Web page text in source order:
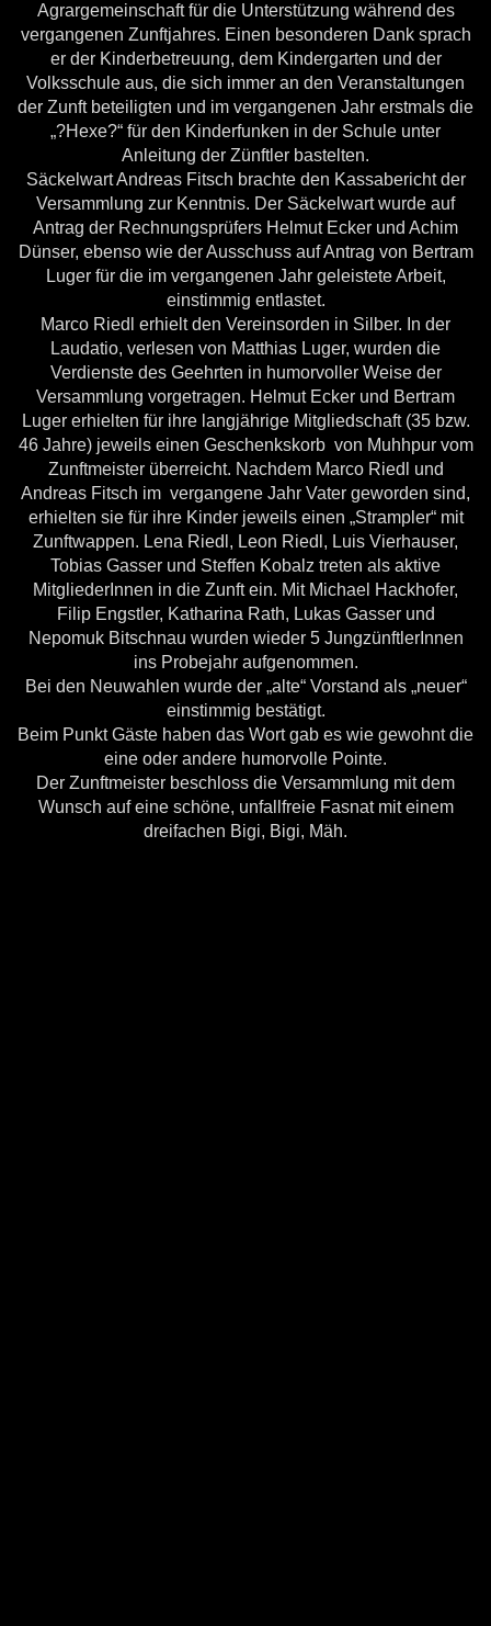
Agrargemeinschaft für die Unterstützung während des
vergangenen Zunftjahres. Einen besonderen Dank sprach
er der Kinderbetreuung, dem Kindergarten und der
Volksschule aus, die sich immer an den Veranstaltungen
der Zunft beteiligten und im vergangenen Jahr erstmals die
„?Hexe?“ für den Kinderfunken in der Schule unter
Anleitung der Zünftler bastelten.
Säckelwart Andreas Fitsch brachte den Kassabericht der
Versammlung zur Kenntnis. Der Säckelwart wurde auf
Antrag der Rechnungsprüfers Helmut Ecker und Achim
Dünser, ebenso wie der Ausschuss auf Antrag von Bertram
Luger für die im vergangenen Jahr geleistete Arbeit,
einstimmig entlastet.
Marco Riedl erhielt den Vereinsorden in Silber. In der
Laudatio, verlesen von Matthias Luger, wurden die
Verdienste des Geehrten in humorvoller Weise der
Versammlung vorgetragen. Helmut Ecker und Bertram
Luger erhielten für ihre langjährige Mitgliedschaft (35 bzw.
46 Jahre) jeweils einen Geschenkskorb von Muhhpur vom
Zunftmeister überreicht. Nachdem Marco Riedl und
Andreas Fitsch im vergangene Jahr Vater geworden sind,
erhielten sie für ihre Kinder jeweils einen „Strampler“ mit
Zunftwappen. Lena Riedl, Leon Riedl, Luis Vierhauser,
Tobias Gasser und Steffen Kobalz treten als aktive
MitgliederInnen in die Zunft ein. Mit Michael Hackhofer,
Filip Engstler, Katharina Rath, Lukas Gasser und
Nepomuk Bitschnau wurden wieder 5 JungzünftlerInnen
ins Probejahr aufgenommen.
Bei den Neuwahlen wurde der „alte“ Vorstand als „neuer“
einstimmig bestätigt.
Beim Punkt Gäste haben das Wort gab es wie gewohnt die
eine oder andere humorvolle Pointe.
Der Zunftmeister beschloss die Versammlung mit dem
Wunsch auf eine schöne, unfallfreie Fasnat mit einem
dreifachen Bigi, Bigi, Mäh.